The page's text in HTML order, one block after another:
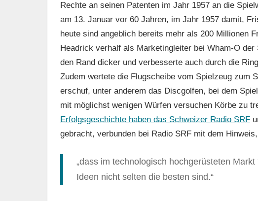
Rechte an seinen Patenten im Jahr 1957 an die
am 13. Januar vor 60 Jahren, im Jahr 1957 damit,
heute sind angeblich bereits mehr als 200 Millionen
Headrick verhalf als Marketingleiter bei Wham-O
den Rand dicker und verbesserte auch durch die
Zudem wertete die Flugscheibe vom Spielzeug zum
erschuf, unter anderem das Discgolfen, bei dem
mit möglichst wenigen Würfen versuchen Körbe zu
Erfolgsgeschichte haben das Schweizer Radio SRF
gebracht, verbunden bei Radio SRF mit dem Hinweis,
„dass im technologisch hochgerüsteten
Ideen nicht selten die besten sind.“